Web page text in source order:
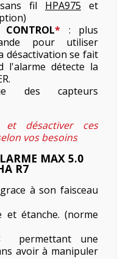
fil HPA975 et
* : plus
pour utiliser
désactivation se fait
l'alarme détecte la
des capteurs
désactiver ces
vos besoins
MAX 5.0
R7
à son faisceau
et étanche. (norme
permettant une
avoir à manipuler